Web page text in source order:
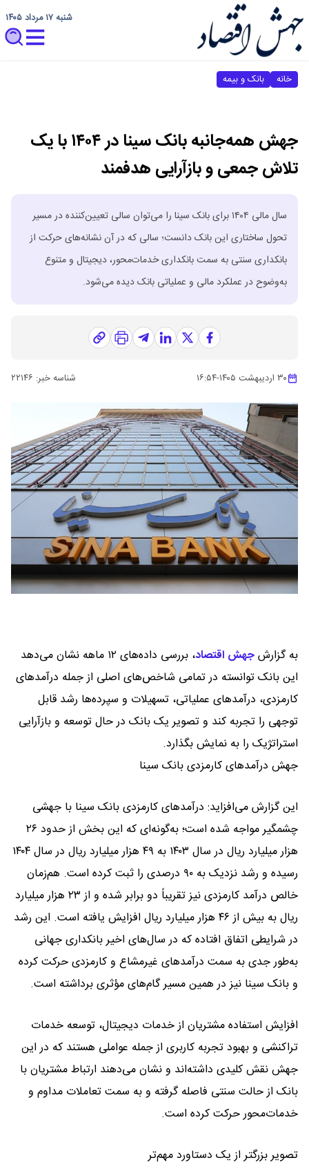
شنبه ۱۷ مرداد ۱۴۰۵
خانه بانک و بیمه
جهش همه‌جانبه بانک سینا در ۱۴۰۴ با یک
تلاش جمعی و بازآرایی هدفمند
سال مالی ۱۴۰۴ برای بانک سینا را می‌توان سالی تعیین‌کننده در مسیر
تحول ساختاری این بانک دانست؛ سالی که در آن نشانه‌های حرکت از
بانکداری سنتی به سمت بانکداری خدمات‌محور، دیجیتال و متنوع
به‌وضوح در عملکرد مالی و عملیاتی بانک دیده می‌شود.
۳۰ اردیبهشت ۱۴۰۵ -۱۶:۵۴ شناسه خبر: ۲۲۱۴۶
به گزارشجهش اقتصاد،
بررسی داده‌های ۱۲ ماهه نشان می‌دهد
این بانک توانسته در تمامی شاخص‌های اصلی از جمله درآمدهای
کارمزدی، درآمدهای عملیاتی، تسهیلات و سپرده‌ها رشد قابل
توجهی را تجربه کند و تصویر یک بانک در حال توسعه و بازآرایی
استراتژیک را به نمایش بگذارد.
جهش درآمدهای کارمزدی بانک سینا
این گزارش می‌افزاید: درآمدهای کارمزدی بانک سینا با جهشی
چشمگیر مواجه شده است؛ به‌گونه‌ای که این بخش از حدود ۲۶
هزار میلیارد ریال در سال ۱۴۰۳ به ۴۹ هزار میلیارد ریال در سال ۱۴۰۴
رسیده و رشد نزدیک به ۹۰ درصدی را ثبت کرده است. هم‌زمان
خالص درآمد کارمزدی نیز تقریباً دو برابر شده و از ۲۳ هزار میلیارد
ریال به بیش از ۴۶ هزار میلیارد ریال افزایش یافته است. این رشد
در شرایطی اتفاق افتاده که در سال‌های اخیر بانکداری جهانی
به‌طور جدی به سمت درآمدهای غیرمشاع و کارمزدی حرکت کرده
و بانک سینا نیز در همین مسیر گام‌های مؤثری برداشته است.
افزایش استفاده مشتریان از خدمات دیجیتال، توسعه خدمات
تراکنشی و بهبود تجربه کاربری از جمله عواملی هستند که در این
جهش نقش کلیدی داشته‌اند و نشان می‌دهند ارتباط مشتریان با
بانک از حالت سنتی فاصله گرفته و به سمت تعاملات مداوم و
خدمات‌محور حرکت کرده است.
تصویر بزرگتر از یک دستاورد مهم‌تر